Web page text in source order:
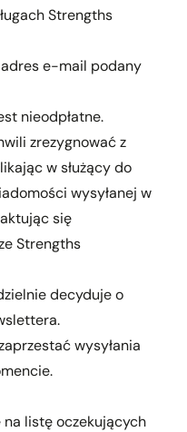
Strengths
e-mail podany
nieodpłatne.
zrezygnować z
w służący do
wysyłanej w
się
Strengths
decyduje o
wysyłania
na listę oczekujących